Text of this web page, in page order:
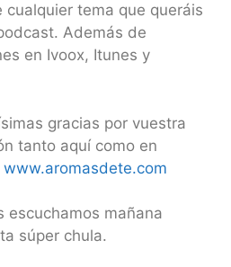
cualquier tema que queráis
Además de
en Ivoox, Itunes y
gracias por vuestra
tanto aquí como en
www.aromasdete.com
escuchamos mañana
súper chula.